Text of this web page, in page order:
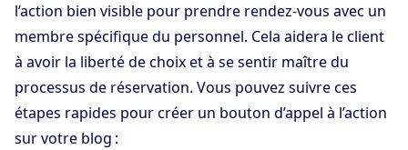
l’action bien visible pour prendre rendez-vous avec un
membre spécifique du personnel. Cela aidera le client
à avoir la liberté de choix et à se sentir maître du
processus de réservation. Vous pouvez suivre ces
étapes rapides pour créer un bouton d’appel à l’action
sur votre blog :